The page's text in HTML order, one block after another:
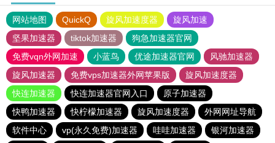
网站地图 QuickQ 旋风加速度器
旋风加速
坚果加速器
tiktok加速器
狗急加速器官网
免费vqn外网加速
小蓝鸟 优途加速器官网
风驰加速器
旋风加速器
免费vps加速器外网苹果版
旋风加速度器
快连加速器
快连加速器官网入口
原子加速器
快鸭加速器
快柠檬加速器 旋风加速度器
外网网址导航
软件中心
vp(永久免费)加速器 哇哇加速器
银河加速器